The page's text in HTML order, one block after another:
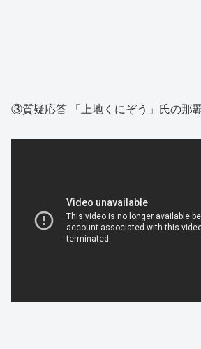
③質疑応答 「上地くにぞう」氏の那